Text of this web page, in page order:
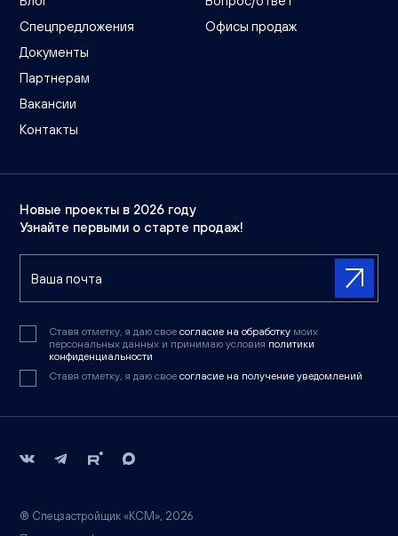
Спецпредложения
Документы
Партнерам
Вакансии
Контакты
Офисы продаж
Новые проекты в 2026 году
Узнайте первыми о старте продаж!
Ставя отметку, я даю свое согласие на обработку моих
персональных данных и принимаю условия политики
конфиденциальности
Ставя отметку, я даю свое согласие на получение уведомлений
® Спецзастройщик «КСМ», 2026